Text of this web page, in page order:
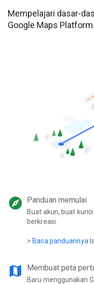
Mempelajari dasar-
Google Maps Platform.
explore Panduan memulai
Buat akun, buat
berkreasi.
>Baca panduannya
map Membuat peta
Baru menggunakan